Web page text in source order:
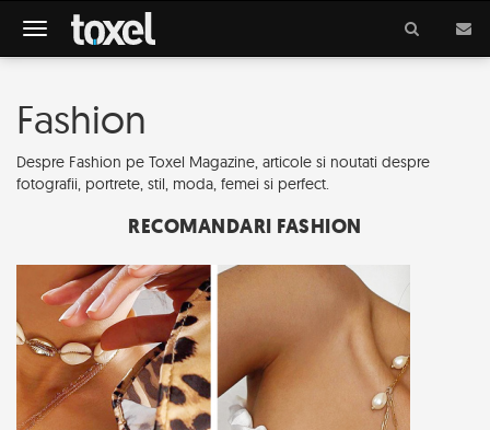
Meniu
Fashion
Despre Fashion pe Toxel Magazine, articole si noutati despre
fotografii, portrete, stil, moda, femei si perfect.
RECOMANDARI FASHION